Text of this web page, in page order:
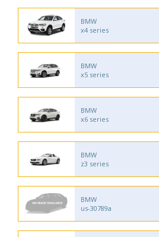
BMW
x4 series
BMW
x5 series
BMW
x6 series
BMW
z3 series
BMW
us-30789a